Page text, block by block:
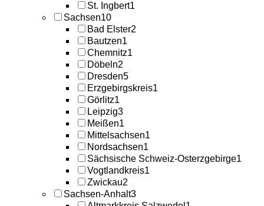
St. Ingbert1
Sachsen10
Bad Elster2
Bautzen1
Chemnitz1
Döbeln2
Dresden5
Erzgebirgskreis1
Görlitz1
Leipzig3
Meißen1
Mittelsachsen1
Nordsachsen1
Sächsische Schweiz-Osterzgebirge1
Vogtlandkreis1
Zwickau2
Sachsen-Anhalt3